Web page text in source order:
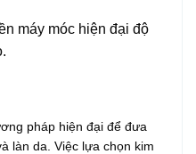
máy móc hiện đại độ
pháp hiện đại để đưa
làn da. Việc lựa chọn kim